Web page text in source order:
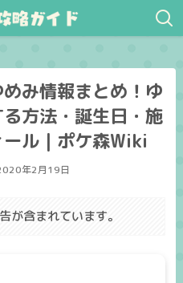
めみ情報まとめ！ゆ
方法・誕生日・施
ル｜ポケ森Wiki
年2月19日
が含まれています。